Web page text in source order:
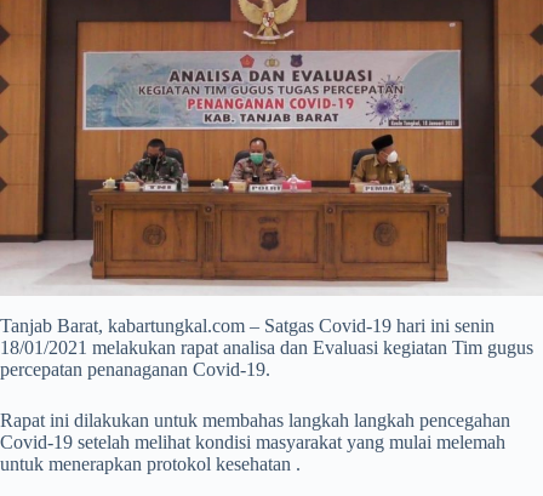
Tanjab Barat, kabartungkal.com – Satgas Covid-19 hari ini senin
18/01/2021 melakukan rapat analisa dan Evaluasi kegiatan Tim gugus
percepatan penanaganan Covid-19.
Rapat ini dilakukan untuk membahas langkah langkah pencegahan
Covid-19 setelah melihat kondisi masyarakat yang mulai melemah
untuk menerapkan protokol kesehatan .